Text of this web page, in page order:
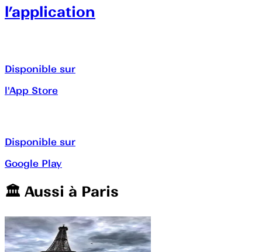
l’application
Disponible sur
l'App Store
Disponible sur
Google Play
🏛️️ Aussi à Paris